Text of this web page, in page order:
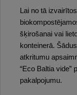
Lai no tā
šķirošanai vai
konteinerā.
atkritumu
“Eco Baltia vide”
pakalpojumu.